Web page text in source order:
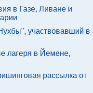
в Газе, Ливане и
участвовавший в
лагеря в Йемене,
рассылка от